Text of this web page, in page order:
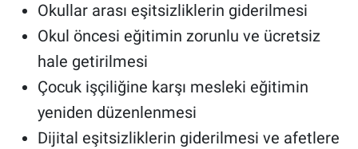
Okullar arası eşitsizliklerin giderilmesi
Okul öncesi eğitimin zorunlu ve ücretsiz
hale getirilmesi
Çocuk işçiliğine karşı mesleki eğitimin
yeniden düzenlenmesi
Dijital eşitsizliklerin giderilmesi ve afetlere